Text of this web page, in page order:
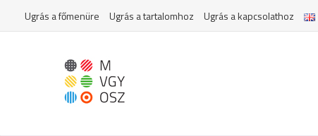
Ugrás a főmenüre Ugrás a tartalomhoz Ugrás a kapcsolathoz